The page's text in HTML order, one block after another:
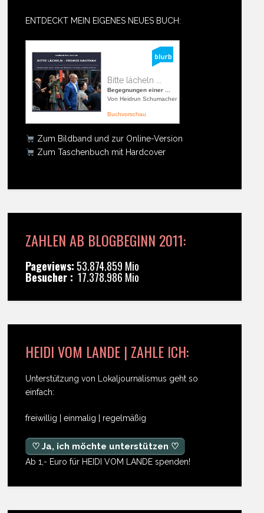
ENTDECKT MEIN EIGENES NEUES BUCH:
Bitte lächeln ...
Begegnungen einer ...
Von Heidrun Schumacher
Buchvorschau
Zum Bildband und zur Online-Version
Zum Taschenbuch mit Hardcover
ZAHLEN AB BLOGBEGINN 2011:
Pageviews: 53.874.859 Mio
Besucher : 17.378.986 Mio
HEIDI VOM LANDE | ZAHLE ICH:
Unterstützung von Lokaljournalismus geht so
einfach:
freiwillig | einmalig | regelmäßig
♡ Ja, ich möchte unterstützen ♡
Ab 1,- Euro für HEIDI VOM LANDE spenden!